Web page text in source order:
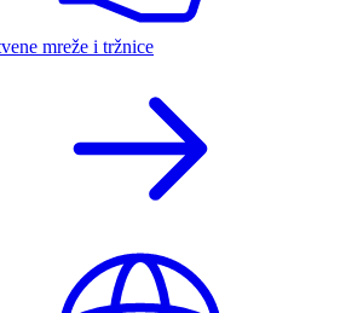
mreže i tržnice